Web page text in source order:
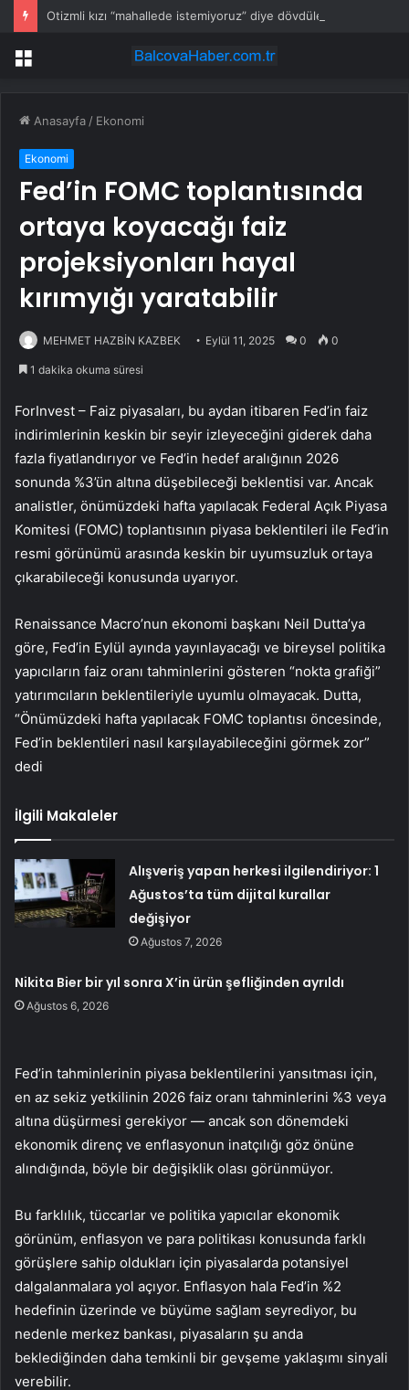
Otizmli kızı “mahallede istemiyoruz” diye dövdüler
Menü
Anasayfa / Ekonomi
Ekonomi
Fed’in FOMC toplantısında
ortaya koyacağı faiz
projeksiyonları hayal
kırımyığı yaratabilir
MEHMET HAZBİN KAZBEK Eylül 11, 2025 0 0
1 dakika okuma süresi
ForInvest – Faiz piyasaları, bu aydan itibaren Fed’in faiz
indirimlerinin keskin bir seyir izleyeceğini giderek daha
fazla fiyatlandırıyor ve Fed’in hedef aralığının 2026
sonunda %3’ün altına düşebileceği beklentisi var. Ancak
analistler, önümüzdeki hafta yapılacak Federal Açık Piyasa
Komitesi (FOMC) toplantısının piyasa beklentileri ile Fed’in
resmi görünümü arasında keskin bir uyumsuzluk ortaya
çıkarabileceği konusunda uyarıyor.
Renaissance Macro’nun ekonomi başkanı Neil Dutta’ya
göre, Fed’in Eylül ayında yayınlayacağı ve bireysel politika
yapıcıların faiz oranı tahminlerini gösteren “nokta grafiği”
yatırımcıların beklentileriyle uyumlu olmayacak. Dutta,
“Önümüzdeki hafta yapılacak FOMC toplantısı öncesinde,
Fed’in beklentileri nasıl karşılayabileceğini görmek zor”
dedi
İlgili Makaleler
Alışveriş yapan herkesi ilgilendiriyor: 1
Ağustos’ta tüm dijital kurallar
değişiyor
Ağustos 7, 2026
Nikita Bier bir yıl sonra X’in ürün şefliğinden ayrıldı
Ağustos 6, 2026
Fed’in tahminlerinin piyasa beklentilerini yansıtması için,
en az sekiz yetkilinin 2026 faiz oranı tahminlerini %3 veya
altına düşürmesi gerekiyor — ancak son dönemdeki
ekonomik direnç ve enflasyonun inatçılığı göz önüne
alındığında, böyle bir değişiklik olası görünmüyor.
Bu farklılık, tüccarlar ve politika yapıcılar ekonomik
görünüm, enflasyon ve para politikası konusunda farklı
görüşlere sahip oldukları için piyasalarda potansiyel
dalgalanmalara yol açıyor. Enflasyon hala Fed’in %2
hedefinin üzerinde ve büyüme sağlam seyrediyor, bu
nedenle merkez bankası, piyasaların şu anda
beklediğinden daha temkinli bir gevşeme yaklaşımı sinyali
verebilir.